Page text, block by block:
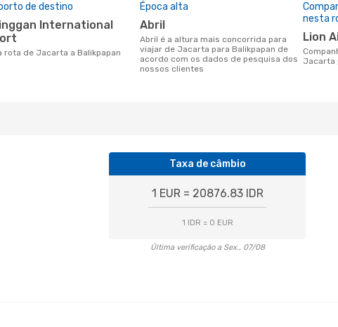
de destino
a rota de Jacarta a Balikpapan
Época alta
abril
abril é a altura mais concorrida para
viajar de Jacarta para Balikpapan de
acordo com os dados de pesquisa dos
nossos clientes
nesta
Lion
Companhias aéreas que viajam de
Jacarta
Taxa de câmbio
1 EUR = 20876.83 IDR
1 IDR = 0 EUR
Última verificação a Sex., 07/08